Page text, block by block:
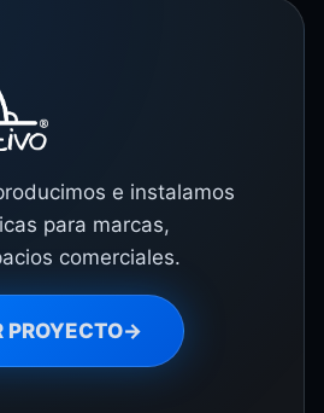
e instalamos
para marcas,
comerciales.
PROYECTO→